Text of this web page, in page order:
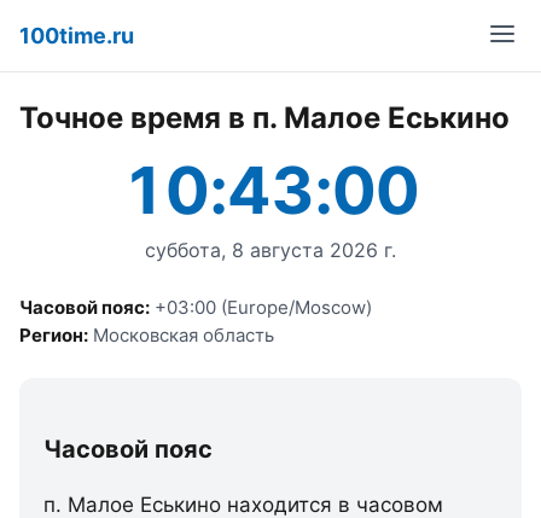
100time.ru
Точное время в п. Малое Еськино
10:43:00
суббота, 8 августа 2026 г.
Часовой пояс: +03:00 (Europe/Moscow)
Регион: Московская область
Часовой пояс
п. Малое Еськино находится в часовом